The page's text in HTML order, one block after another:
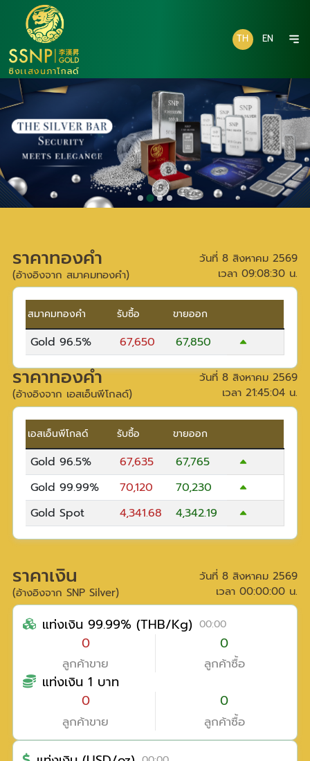
TH EN
ราคาทองคำ
(อ้างอิงจาก สมาคมทองคำ)
วันที่ 8 สิงหาคม 2569
เวลา 09:08:30น.
สมาคมทองคำ รับซื้อ ขายออก
Gold 96.5% 67,650 67,850
ราคาทองคำ
(อ้างอิงจาก เอสเอ็นพีโกลด์)
วันที่ 8 สิงหาคม 2569
เวลา 21:45:04น.
เอสเอ็นพีโกลด์ รับซื้อ ขายออก
Gold 96.5% 67,635
67,765
Gold 99.99%
70,120
70,230
Gold Spot
4,341.68 4,342.19
ราคาเงิน
(อ้างอิงจาก SNP Silver)
วันที่ 8 สิงหาคม 2569
เวลา 00:00:00น.
แท่งเงิน 99.99% (THB/Kg) 00:00
0
ลูกค้าขาย
0
ลูกค้าซื้อ
แท่งเงิน 1 บาท
0
ลูกค้าขาย
0
ลูกค้าซื้อ